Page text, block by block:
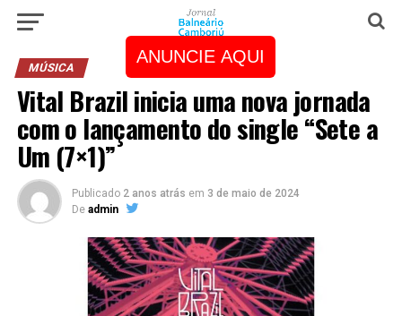
ANUNCIE AQUI
MÚSICA
Vital Brazil inicia uma nova jornada
com o lançamento do single “Sete a
Um (7×1)”
Publicado 2 anos atrás em 3 de maio de 2024
De admin